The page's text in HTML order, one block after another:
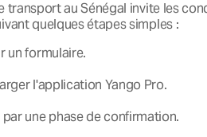
transport au Sénégal invite les
quelques étapes simples :
un formulaire.
l'application Yango Pro.
par une phase de confirmation.